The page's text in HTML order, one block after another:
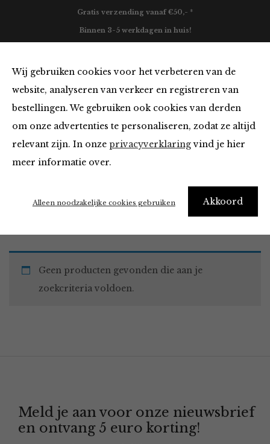
Wij gebruiken cookies voor het verbeteren van de
website, analyseren van verkeer en registreren van
bestellingen. We gebruiken ook cookies van derden
om onze advertenties te personaliseren, zodat ze altijd
relevant zijn. In onze privacyverklaringvind je hier
meer informatie over.
Akkoord
Alleen noodzakelijke cookies gebruiken
Gratis verzending vanaf €50,- *
Binnen 3-5 werkdagen in huis!
Blazers & Jassen van
Home Winkel Kleding Blazers & Jassen
Geen producten gevonden die aan je
zoekcriteria voldoen.
Meld je aan voor onze nieuwsbrief
en ontvang 5 euro korting!